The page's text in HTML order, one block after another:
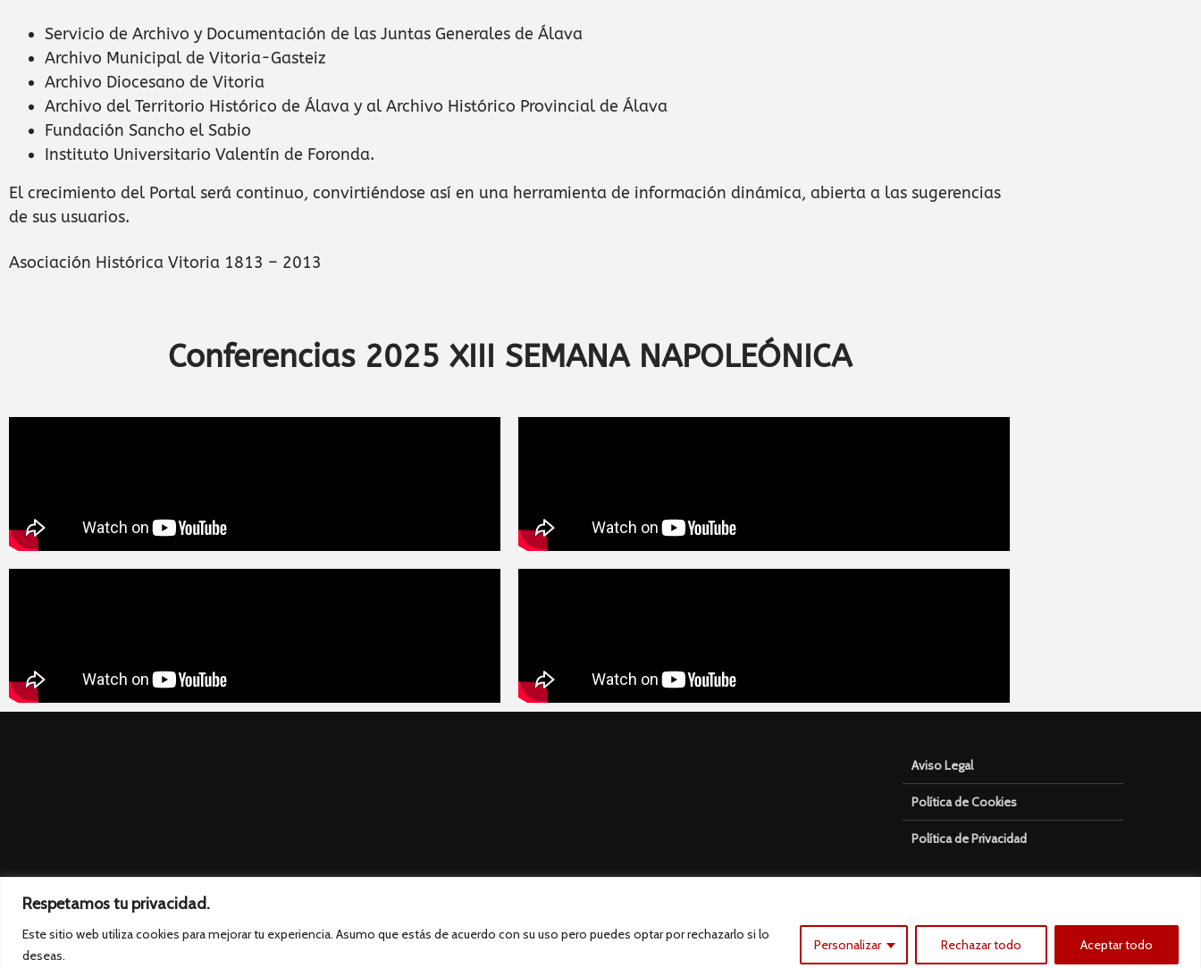
Respetamos tu privacidad.
Este sitio web utiliza cookies para mejorar tu experiencia. Asumo que estás de acuerdo con su uso pero puedes optar por rechazarlo si lo
deseas.
Personalizar Rechazar todo Aceptar todo
Servicio de Archivo y Documentación de las Juntas Generales de Álava
Archivo Municipal de Vitoria-Gasteiz
Archivo Diocesano de Vitoria
Archivo del Territorio Histórico de Álava y al Archivo Histórico Provincial de Álava
Fundación Sancho el Sabio
Instituto Universitario Valentín de Foronda.
El crecimiento del Portal será continuo, convirtiéndose así en una herramienta de información dinámica, abierta a las sugerencias
de sus usuarios.
Asociación Histórica Vitoria 1813 – 2013
Conferencias 2025 XIII SEMANA NAPOLEÓNICA
Aviso Legal
Política de Cookies
Política de Privacidad
Batalla de Vitoria 1813 © 2026. Creado porMonttyApp